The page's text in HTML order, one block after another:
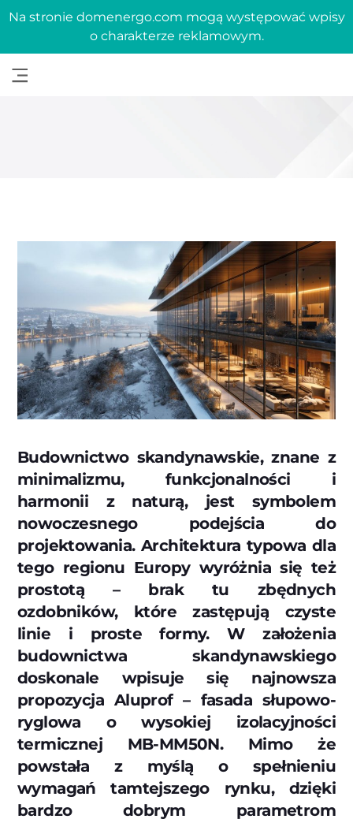
Na stronie domenergo.com mogą występować wpisy
o charakterze reklamowym.
Budownictwo skandynawskie, znane z
minimalizmu, funkcjonalności i
harmonii z naturą, jest symbolem
nowoczesnego podejścia do
projektowania. Architektura typowa dla
tego regionu Europy wyróżnia się też
prostotą – brak tu zbędnych
ozdobników, które zastępują czyste
linie i proste formy. W założenia
budownictwa skandynawskiego
doskonale wpisuje się najnowsza
propozycja Aluprof – fasada słupowo-
ryglowa o wysokiej izolacyjności
termicznej MB-MM50N. Mimo że
powstała z myślą o spełnieniu
wymagań tamtejszego rynku, dzięki
bardzo dobrym parametrom